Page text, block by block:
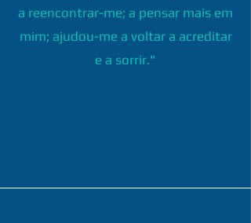
a reencontrar-me; a pensar mais em
mim; ajudou-me a voltar a acreditar
e a sorrir."